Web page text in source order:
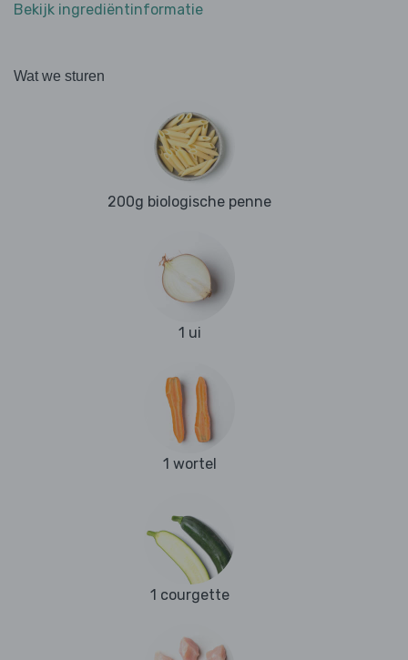
Bekijk ingrediëntinformatie
Wat we sturen
200g biologische penne
1 ui
1 wortel
1 courgette